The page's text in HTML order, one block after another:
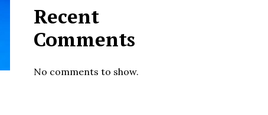
Recent
Comments
No comments to show.